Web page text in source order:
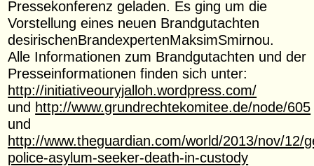
Pressekonferenz geladen. Es ging um die
Vorstellung eines neuen Brandgutachten
desirischenBrandexpertenMaksimSmirnou.
Alle Informationen zum Brandgutachten und der
Presseinformationen finden sich unter:
http://initiativeouryjalloh.wordpress.com/
und http://www.grundrechtekomitee.de/node/605
und
http://www.theguardian.com/world/2013/nov/12/
police-asylum-seeker-death-in-custody